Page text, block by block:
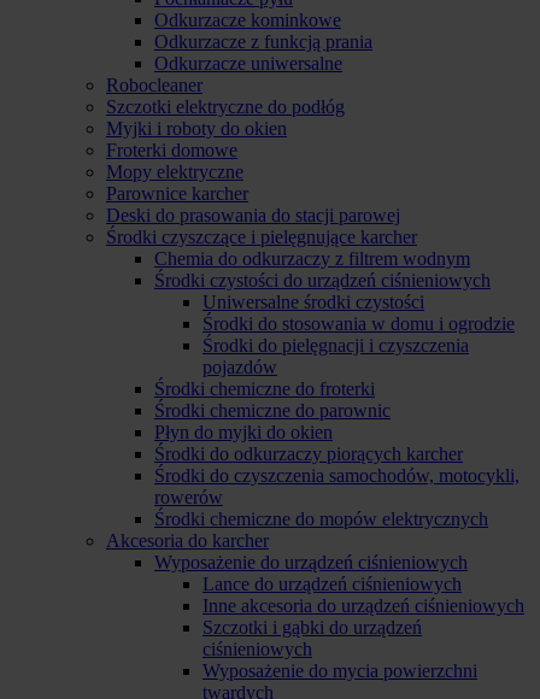
Odkurzacze kominkowe
Odkurzacze z funkcją prania
Odkurzacze uniwersalne
Robocleaner
Szczotki elektryczne do podłóg
Myjki i roboty do okien
Froterki domowe
Mopy elektryczne
Parownice karcher
Deski do prasowania do stacji parowej
Środki czyszczące i pielęgnujące karcher
Chemia do odkurzaczy z filtrem wodnym
Środki czystości do urządzeń ciśnieniowych
Uniwersalne środki czystości
Środki do stosowania w domu i ogrodzie
Środki do pielęgnacji i czyszczenia
pojazdów
Środki chemiczne do froterki
Środki chemiczne do parownic
Płyn do myjki do okien
Środki do odkurzaczy piorących karcher
Środki do czyszczenia samochodów, motocykli,
rowerów
Środki chemiczne do mopów elektrycznych
Akcesoria do karcher
Wyposażenie do urządzeń ciśnieniowych
Lance do urządzeń ciśnieniowych
Inne akcesoria do urządzeń ciśnieniowych
Szczotki i gąbki do urządzeń
ciśnieniowych
Wyposażenie do mycia powierzchni
twardych